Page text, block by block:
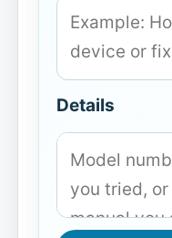
Details